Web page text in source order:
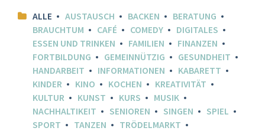
ALLE AUSTAUSCH BACKEN
BERATUNG
BRAUCHTUM
CAFÉ COMEDY
DIGITALES
ESSEN UND TRINKEN
FAMILIEN
FINANZEN
FORTBILDUNG
GEMEINNÜTZIG
GESUNDHEIT
HANDARBEIT
INFORMATIONEN
KABARETT
KINDER
KINO KOCHEN
KREATIVITÄT
KULTUR
KUNST KURS
MUSIK
NACHHALTIKEIT
SENIOREN SINGEN
SPIEL
SPORT
TANZEN
TRÖDELMARKT